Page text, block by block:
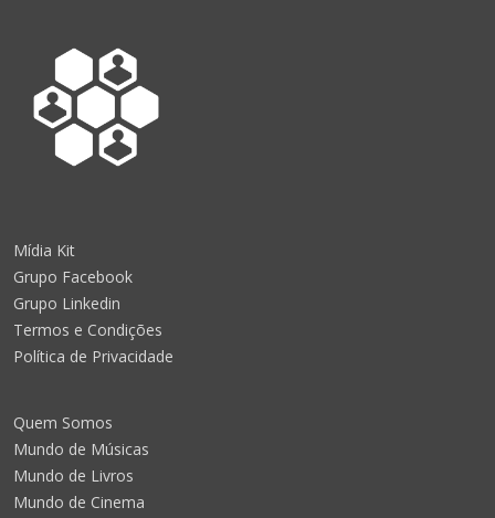
Mídia Kit
Grupo Facebook
Grupo Linkedin
Termos e Condições
Política de Privacidade
Quem Somos
Mundo de Músicas
Mundo de Livros
Mundo de Cinema